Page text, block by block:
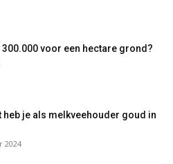
300.000 voor een hectare grond?
heb je als melkveehouder goud in
2024